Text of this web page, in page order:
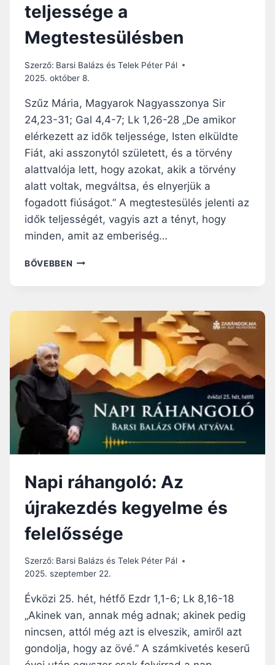
A
C
O
L
T
U
N
Ö
S
S
Z
E
T
A
T
K
T
K
É
E
S
A
N
O
L
C
B
L
O
B
A
N
K
A
P
O
T
T
T
K
P
A
Ö
R
K
K
I
Ö
teljessége a
Megtestesülésben
Szerző: Barsi Balázs és Telek Péter Pál
2025. október 8.
Szűz Mária, Magyarok Nagyasszonya Sir
24,23-31; Gal 4,4-7; Lk 1,26-28 „De amikor
elérkezett az idők teljessége, Isten elküldte
Fiát, aki asszonytól született, és a törvény
alattvalója lett, hogy azokat, akik a törvény
alatt voltak, megváltsa, és elnyerjük a
fogadott fiúságot.” A megtestesülés jelenti az
idők teljességét, vagyis azt a tényt, hogy
minden, amit az emberiség…
BŐVEBBEN N
R
H
G
O
L
Ó
:
A
Z
D
Ő
K
E
L
J
E
S
G
E
A
Napi ráhangoló: Az
újrakezdés kegyelme és
felelőssége
Szerző: Barsi Balázs és Telek Péter Pál
2025. szeptember 22.
Évközi 25. hét, hétfő Ezdr 1,1-6; Lk 8,16-18
„Akinek van, annak még adnak; akinek pedig
nincsen, attól még azt is elveszik, amiről azt
gondolja, hogy az övé.” A számkivetés keserű